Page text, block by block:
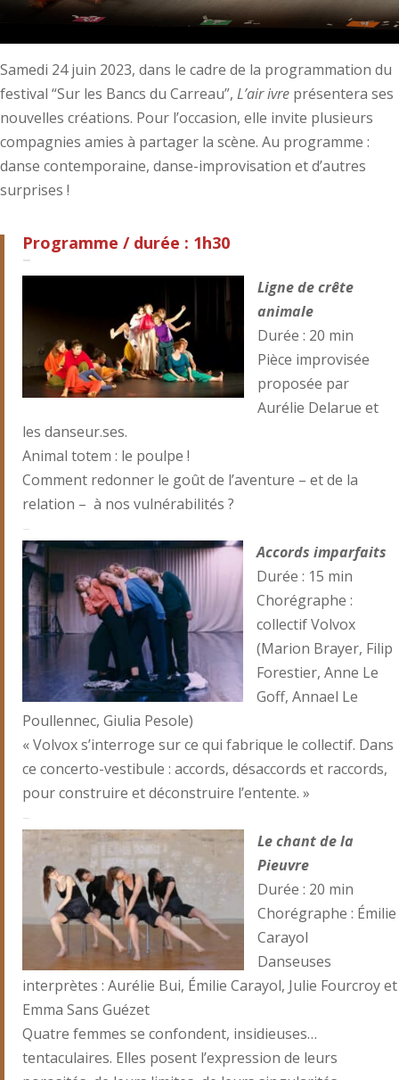
Samedi 24 juin 2023, dans le cadre de la programmation du
festival “Sur les Bancs du Carreau”, L’air ivre présentera ses
nouvelles créations. Pour l’occasion, elle invite plusieurs
compagnies amies à partager la scène. Au programme :
danse contemporaine, danse-improvisation et d’autres
surprises !
Programme / durée : 1h30
–
Ligne de crête
animale
Durée : 20 min
Pièce improvisée
proposée par
Aurélie Delarue et
les danseur.ses.
Animal totem : le poulpe !
Comment redonner le goût de l’aventure – et de la
relation – à nos vulnérabilités ?
–
Accords imparfaits
Durée : 15 min
Chorégraphe :
collectif Volvox
(Marion Brayer, Filip
Forestier, Anne Le
Goff, Annael Le
Poullennec, Giulia Pesole)
« Volvox s’interroge sur ce qui fabrique le collectif. Dans
ce concerto-vestibule : accords, désaccords et raccords,
pour construire et déconstruire l’entente. »
–
Le chant de la
Pieuvre
Durée : 20 min
Chorégraphe : Émilie
Carayol
Danseuses
interprètes : Aurélie Bui, Émilie Carayol, Julie Fourcroy et
Emma Sans Guézet
Quatre femmes se confondent, insidieuses…
tentaculaires. Elles posent l’expression de leurs